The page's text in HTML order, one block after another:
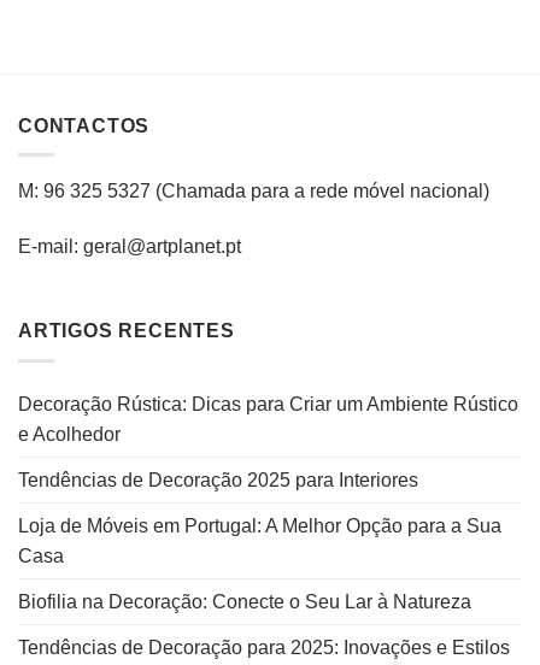
CONTACTOS
M: 96 325 5327 (Chamada para a rede móvel nacional )
E-mail: geral@artplanet.pt
ARTIGOS RECENTES
Decoração Rústica: Dicas para Criar um Ambiente Rústico
e Acolhedor
Tendências de Decoração 2025 para Interiores
Loja de Móveis em Portugal: A Melhor Opção para a Sua
Casa
Biofilia na Decoração: Conecte o Seu Lar à Natureza
Tendências de Decoração para 2025: Inovações e Estilos